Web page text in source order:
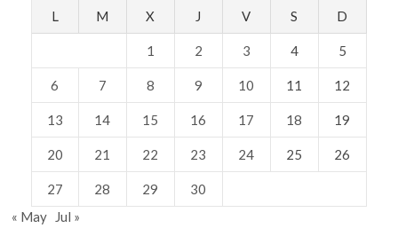
L M X J V S D
1 2 3 4 5
6 7 8 9 10 11 12
13 14 15 16 17 18 19
20 21 22 23 24 25 26
27 28 29
30
« May
Jul »